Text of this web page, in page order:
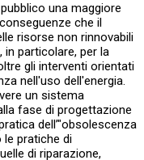
una maggiore
che il
risorse non rinnovabili
in particolare, per la
gli interventi orientati
nell'uso dell'energia.
un sistema
fase di progettazione
dell’"obsolescenza
le pratiche di
di riparazione,